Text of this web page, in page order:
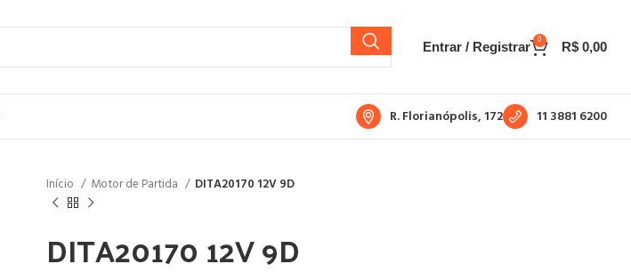
Entrar / Registrar 0 R$ 0,00
R. Florianópolis, 172 11 3881 6200
Início Motor de Partida DITA20170 12V 9D
DITA20170 12V 9D